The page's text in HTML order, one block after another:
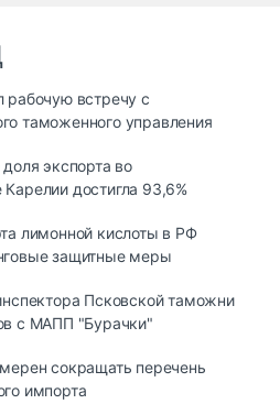
встречу с
таможенного управления
экспорта во
достигла 93,6%
лимонной кислоты в РФ
защитные меры
Псковской таможни
с МАПП "Бурачки"
сокращать перечень
импорта